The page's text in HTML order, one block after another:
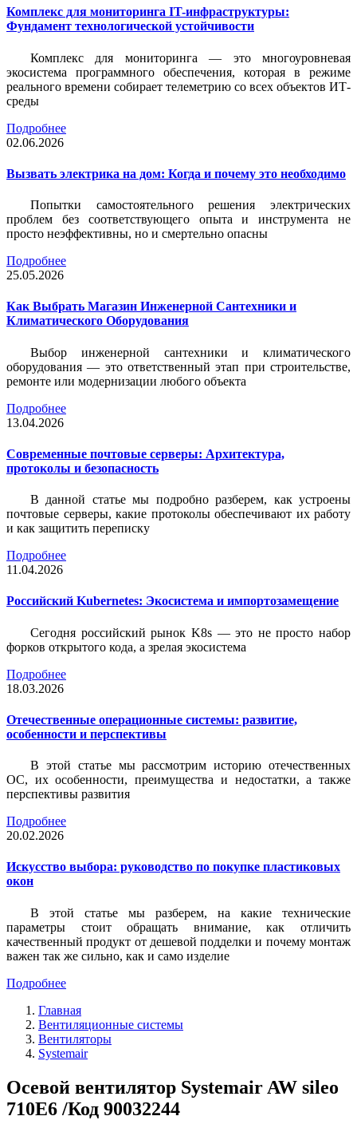
Комплекс для мониторинга IT-инфраструктуры:
Фундамент технологической устойчивости
Комплекс для мониторинга — это многоуровневая
экосистема программного обеспечения, которая в режиме
реального времени собирает телеметрию со всех объектов ИТ-
среды
Подробнее
02.06.2026
Вызвать электрика на дом: Когда и почему это необходимо
Попытки самостоятельного решения электрических
проблем без соответствующего опыта и инструмента не
просто неэффективны, но и смертельно опасны
Подробнее
25.05.2026
Как Выбрать Магазин Инженерной Сантехники и
Климатического Оборудования
Выбор инженерной сантехники и климатического
оборудования — это ответственный этап при строительстве,
ремонте или модернизации любого объекта
Подробнее
13.04.2026
Современные почтовые серверы: Архитектура,
протоколы и безопасность
В данной статье мы подробно разберем, как устроены
почтовые серверы, какие протоколы обеспечивают их работу
и как защитить переписку
Подробнее
11.04.2026
Российский Kubernetes: Экосистема и импортозамещение
Сегодня российский рынок K8s — это не просто набор
форков открытого кода, а зрелая экосистема
Подробнее
18.03.2026
Отечественные операционные системы: развитие,
особенности и перспективы
В этой статье мы рассмотрим историю отечественных
ОС, их особенности, преимущества и недостатки, а также
перспективы развития
Подробнее
20.02.2026
Искусство выбора: руководство по покупке пластиковых
окон
В этой статье мы разберем, на какие технические
параметры стоит обращать внимание, как отличить
качественный продукт от дешевой подделки и почему монтаж
важен так же сильно, как и само изделие
Подробнее
Главная
Вентиляционные системы
Вентиляторы
Systemair
Осевой вентилятор Systemair AW sileo
710E6 /Код 90032244